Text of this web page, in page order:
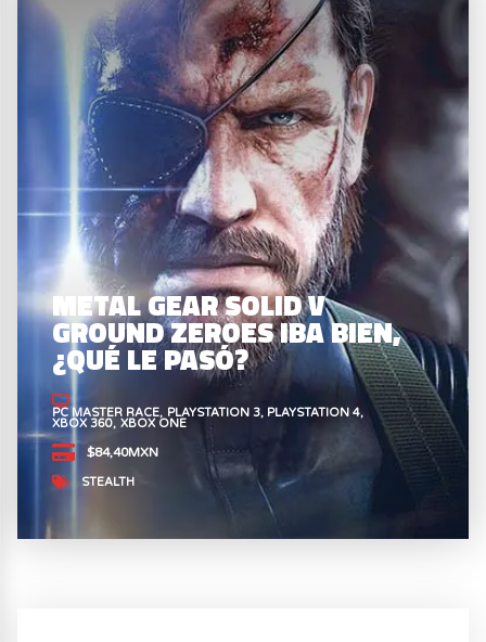
METAL GEAR SOLID V
GROUND ZEROES IBA BIEN,
¿QUÉ LE PASÓ?
PC MASTER RACE PLAYSTATION 3 PLAYSTATION 4
XBOX 360 XBOX ONE
$84,40MXN
STEALTH